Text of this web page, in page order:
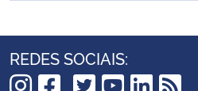
REDES SOCIAIS: